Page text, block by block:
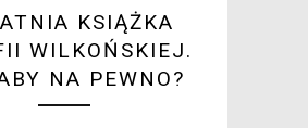
KSIĄŻKA
WILKOŃSKIEJ.
NA PEWNO?